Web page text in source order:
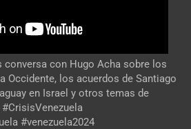
con Hugo Acha sobre los
Occidente, los acuerdos de Santiago
en Israel y otros temas de
#venezuela2024